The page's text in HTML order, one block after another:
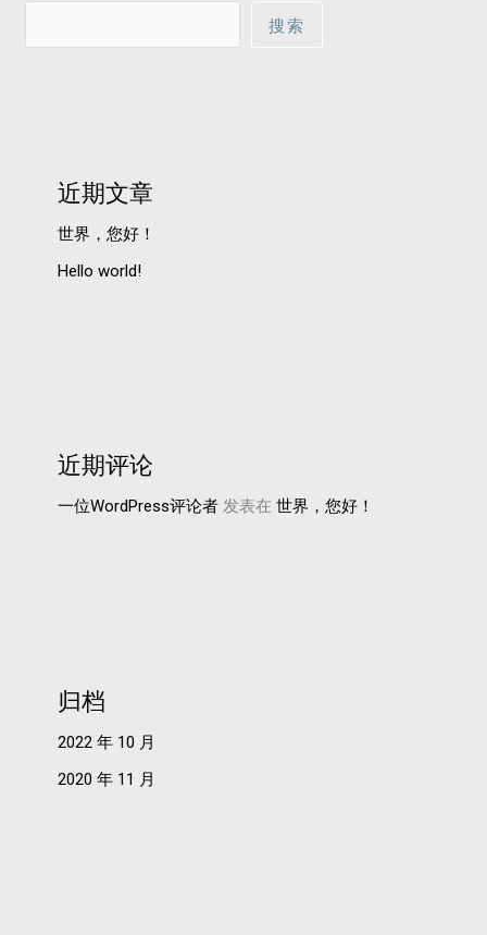
搜索
近期文章
世界，您好！
Hello world!
近期评论
一位WordPress评论者 发表在世界，您好！
归档
2022 年 10 月
2020 年 11 月